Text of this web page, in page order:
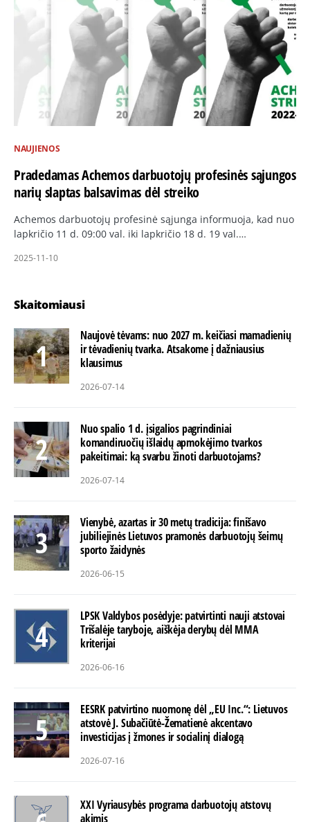
NAUJIENOS
Pradedamas Achemos darbuotojų profesinės sąjungos
narių slaptas balsavimas dėl streiko
Achemos darbuotojų profesinė sąjunga informuoja, kad nuo
lapkričio 11 d. 09:00 val. iki lapkričio 18 d. 19 val.…
2025-11-10
Skaitomiausi
Naujovė tėvams: nuo 2027 m. keičiasi mamadienių
ir tėvadienių tvarka. Atsakome į dažniausius
klausimus
2026-07-14
Nuo spalio 1 d. įsigalios pagrindiniai
komandiruočių išlaidų apmokėjimo tvarkos
pakeitimai: ką svarbu žinoti darbuotojams?
2026-07-14
Vienybė, azartas ir 30 metų tradicija: finišavo
jubiliejinės Lietuvos pramonės darbuotojų šeimų
sporto žaidynės
2026-06-15
LPSK Valdybos posėdyje: patvirtinti nauji atstovai
Trišalėje taryboje, aiškėja derybų dėl MMA
kriterijai
2026-06-16
EESRK patvirtino nuomonę dėl „EU Inc.“: Lietuvos
atstovė J. Subačiūtė-Žematienė akcentavo
investicijas į žmones ir socialinį dialogą
2026-07-16
XXI Vyriausybės programa darbuotojų atstovų
akimis